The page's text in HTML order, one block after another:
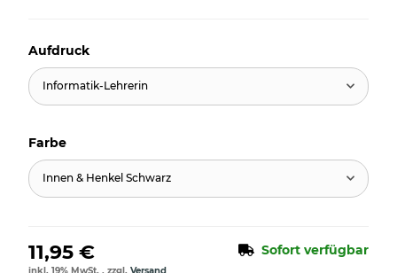
Aufdruck
Informatik-Lehrerin
Farbe
Innen & Henkel Schwarz
11,95 € Sofort verfügbar
inkl. 19% MwSt. , zzgl. Versand